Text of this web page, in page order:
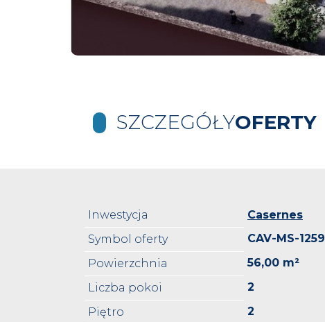
SZCZEGÓŁYOFERTY
Inwestycja
Casernes
Symbol oferty
CAV-MS-1259
Powierzchnia
56,00 m²
Liczba pokoi
2
Piętro
2